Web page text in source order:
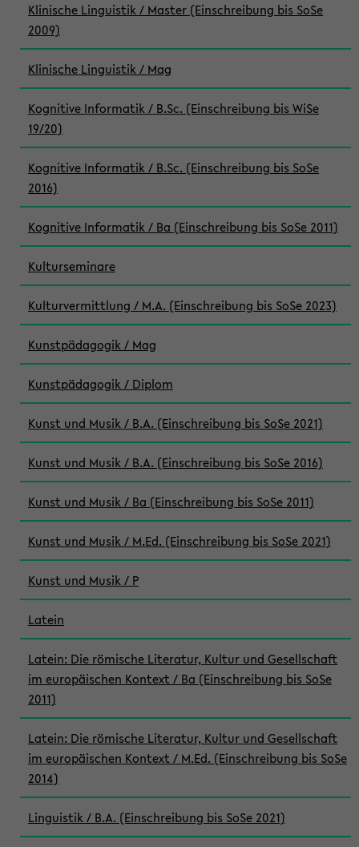
Klinische Linguistik / Master (Einschreibung bis SoSe
2009)
Klinische Linguistik / Mag
Kognitive Informatik / B.Sc. (Einschreibung bis WiSe
19/20)
Kognitive Informatik / B.Sc. (Einschreibung bis SoSe
2016)
Kognitive Informatik / Ba (Einschreibung bis SoSe 2011)
Kulturseminare
Kulturvermittlung / M.A. (Einschreibung bis SoSe 2023)
Kunstpädagogik / Mag
Kunstpädagogik / Diplom
Kunst und Musik / B.A. (Einschreibung bis SoSe 2021)
Kunst und Musik / B.A. (Einschreibung bis SoSe 2016)
Kunst und Musik / Ba (Einschreibung bis SoSe 2011)
Kunst und Musik / M.Ed. (Einschreibung bis SoSe 2021)
Kunst und Musik / P
Latein
Latein: Die römische Literatur, Kultur und Gesellschaft
im europäischen Kontext / Ba (Einschreibung bis SoSe
2011)
Latein: Die römische Literatur, Kultur und Gesellschaft
im europäischen Kontext / M.Ed. (Einschreibung bis SoSe
2014)
Linguistik / B.A. (Einschreibung bis SoSe 2021)